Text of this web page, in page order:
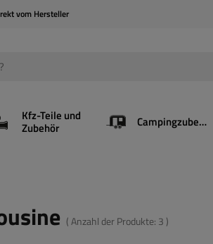
vom Hersteller
Kfz-Teile und
Zubehör Campingzubehör
( Anzahl der Produkte: 3 )